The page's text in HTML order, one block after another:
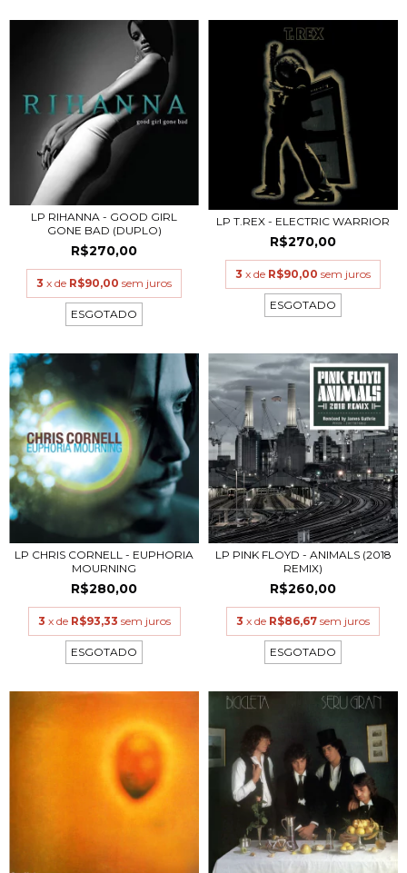
LP RIHANNA - GOOD GIRL
GONE BAD (DUPLO)
R$270,00
3 x de R$90,00 sem juros
ESGOTADO
LP T.REX - ELECTRIC WARRIOR
R$270,00
3 x de R$90,00 sem juros
ESGOTADO
LP CHRIS CORNELL - EUPHORIA
MOURNING
R$280,00
3 x de R$93,33 sem juros
ESGOTADO
LP PINK FLOYD - ANIMALS (2018
REMIX)
R$260,00
3 x de R$86,67 sem juros
ESGOTADO